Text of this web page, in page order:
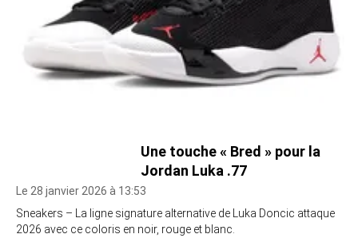
Une touche « Bred » pour la
Jordan Luka .77
Le 28 janvier 2026 à 13:53
Sneakers – La ligne signature alternative de Luka Doncic attaque
2026 avec ce coloris en noir, rouge et blanc.